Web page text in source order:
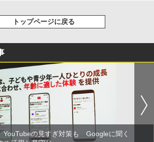
トップページに戻る
YouTubeの見すぎ対策も Googleに聞く